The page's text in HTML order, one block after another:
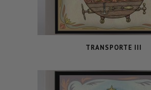
TRANSPORTE III